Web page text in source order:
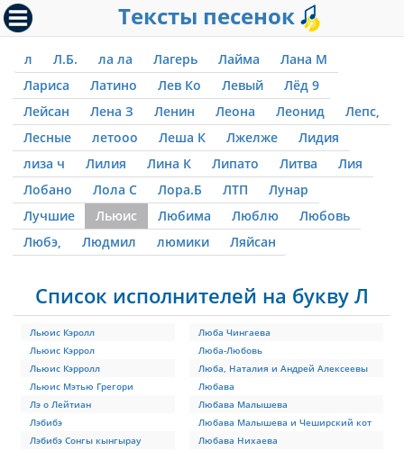
Тексты песенок
л Л.Б. ла ла Лагерь Лайма
Лана М
Лариса
Латино Лев Ко Левый
Лёд 9
Лейсан
Лена З Ленин Леона Леонид
Лепс,
Лесные
летооо Леша К Лжелже
Лидия
лиза ч
Лилия Лина К Липато Литва
Лия
Лобано
Лола С Лора.Б ЛТП
Лунар
Лучшие
Льюис Любима Люблю
Любовь
Любэ,
Людмил люмики Ляйсан
Список исполнителей на букву Л
Льюис Кэролл
Льюис Кэррол
Льюис Кэрролл
Льюис Мэтью Грегори
Лэ о Лейтиан
Лэбибэ
Лэбибэ Сонгы кынгырау
Люба Чингаева
Люба-Любовь
Люба, Наталия и Андрей Алексеевы
Любава
Любава Малышева
Любава Малышева и Чеширский кот
Любава Нихаева